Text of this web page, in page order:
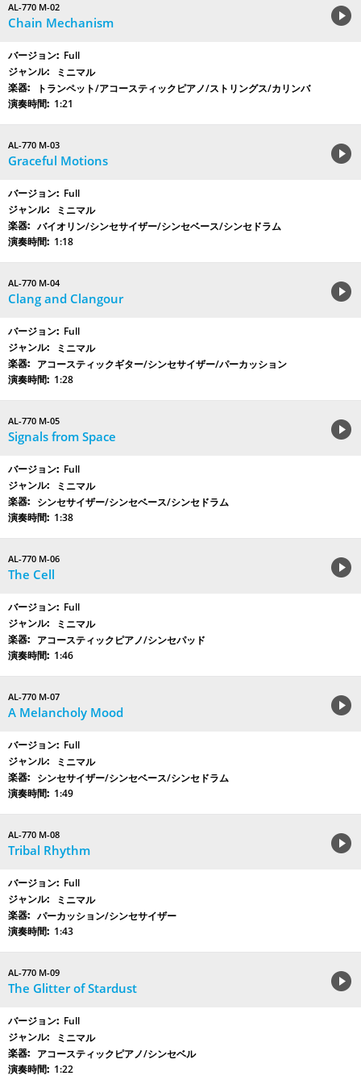
AL-770 M-02
Chain Mechanism
Full
ミニマル
トランペット/アコースティックピアノ/ストリングス/カリンバ
1:21
AL-770 M-03
Graceful Motions
Full
ミニマル
バイオリン/シンセサイザー/シンセベース/シンセドラム
1:18
AL-770 M-04
Clang and Clangour
Full
ミニマル
アコースティックギター/シンセサイザー/パーカッション
1:28
AL-770 M-05
Signals from Space
Full
ミニマル
シンセサイザー/シンセベース/シンセドラム
1:38
AL-770 M-06
The Cell
Full
ミニマル
アコースティックピアノ/シンセパッド
1:46
AL-770 M-07
A Melancholy Mood
Full
ミニマル
シンセサイザー/シンセベース/シンセドラム
1:49
AL-770 M-08
Tribal Rhythm
Full
ミニマル
パーカッション/シンセサイザー
1:43
AL-770 M-09
The Glitter of Stardust
Full
ミニマル
アコースティックピアノ/シンセベル
1:22